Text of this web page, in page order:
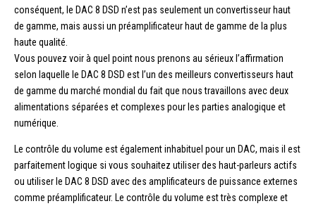
conséquent, le DAC 8 DSD n’est pas seulement un convertisseur haut
de gamme, mais aussi un préamplificateur haut de gamme de la plus
haute qualité.
Vous pouvez voir à quel point nous prenons au sérieux l’affirmation
selon laquelle le DAC 8 DSD est l’un des meilleurs convertisseurs haut
de gamme du marché mondial du fait que nous travaillons avec deux
alimentations séparées et complexes pour les parties analogique et
numérique.
Le contrôle du volume est également inhabituel pour un DAC, mais il est
parfaitement logique si vous souhaitez utiliser des haut-parleurs actifs
ou utiliser le DAC 8 DSD avec des amplificateurs de puissance externes
comme préamplificateur. Le contrôle du volume est très complexe et